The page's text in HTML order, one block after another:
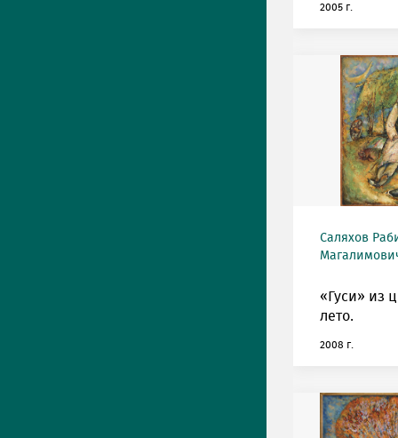
2005 г.
Саляхов
«Гуси» из
лето.
2008 г.